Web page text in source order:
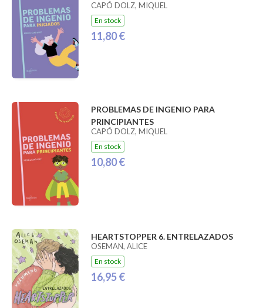
CAPÓ DOLZ, MIQUEL
En stock
11,80 €
PROBLEMAS DE INGENIO PARA
PRINCIPIANTES
CAPÓ DOLZ, MIQUEL
En stock
10,80 €
HEARTSTOPPER 6. ENTRELAZADOS
OSEMAN, ALICE
En stock
16,95 €